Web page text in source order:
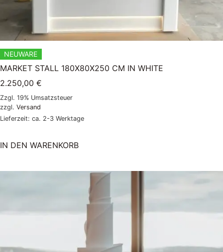
NEUWARE
MARKET STALL 180X80X250 CM IN WHITE
2.250,00 €
Zzgl. 19% Umsatzsteuer
zzgl. Versand
Lieferzeit: ca. 2-3 Werktage
IN DEN WARENKORB